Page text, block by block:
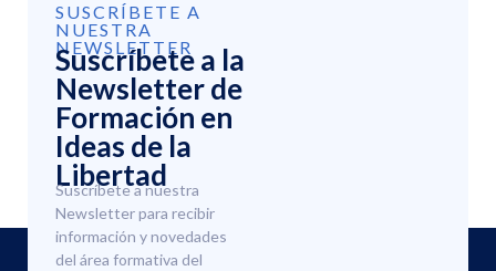
SUSCRÍBETE A
NUESTRA
NEWSLETTER
Suscríbete a la
Newsletter de
Formación en
Ideas de la
Libertad
Suscríbete a nuestra
Newsletter para recibir
información y novedades
del área formativa del